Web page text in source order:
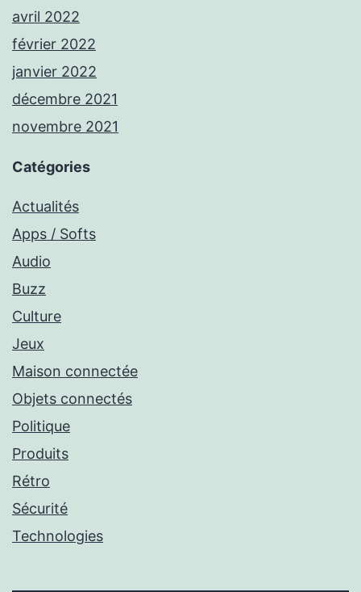
avril 2022
février 2022
janvier 2022
décembre 2021
novembre 2021
Catégories
Actualités
Apps / Softs
Audio
Buzz
Culture
Jeux
Maison connectée
Objets connectés
Politique
Produits
Rétro
Sécurité
Technologies